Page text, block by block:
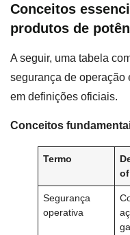
Conceitos
produtos de
A seguir, uma tabela
segurança de operação
em definições oficiais.
Conceitos
Termo
Segurança
operativa